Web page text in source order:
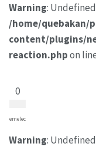
Warning:
/home/quebakan/
content/plugins/
reaction.phpon
0
emelec
Warning: